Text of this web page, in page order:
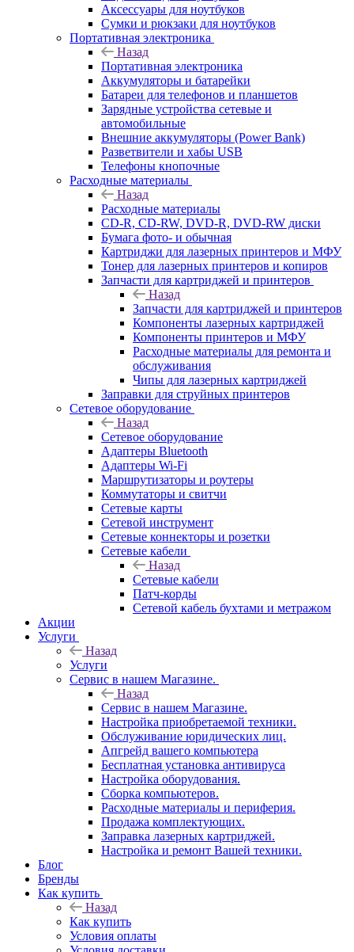
Аксессуары для ноутбуков
Сумки и рюкзаки для ноутбуков
Портативная электроника
Назад
Портативная электроника
Аккумуляторы и батарейки
Батареи для телефонов и планшетов
Зарядные устройства сетевые и
автомобильные
Внешние аккумуляторы (Power Bank)
Разветвители и хабы USB
Телефоны кнопочные
Расходные материалы
Назад
Расходные материалы
CD-R, CD-RW, DVD-R, DVD-RW диски
Бумага фото- и обычная
Картриджи для лазерных принтеров и МФУ
Тонер для лазерных принтеров и копиров
Запчасти для картриджей и принтеров
Назад
Запчасти для картриджей и принтеров
Компоненты лазерных картриджей
Компоненты принтеров и МФУ
Расходные материалы для ремонта и
обслуживания
Чипы для лазерных картриджей
Заправки для струйных принтеров
Сетевое оборудование
Назад
Сетевое оборудование
Адаптеры Bluetooth
Адаптеры Wi-Fi
Маршрутизаторы и роутеры
Коммутаторы и свитчи
Сетевые карты
Сетевой инструмент
Сетевые коннекторы и розетки
Сетевые кабели
Назад
Сетевые кабели
Патч-корды
Сетевой кабель бухтами и метражом
Акции
Услуги
Назад
Услуги
Сервис в нашем Магазине.
Назад
Сервис в нашем Магазине.
Настройка приобретаемой техники.
Обслуживание юридических лиц.
Апгрейд вашего компьютера
Бесплатная установка антивируса
Настройка оборудования.
Сборка компьютеров.
Расходные материалы и периферия.
Продажа комплектующих.
Заправка лазерных картриджей.
Настройка и ремонт Вашей техники.
Блог
Бренды
Как купить
Назад
Как купить
Условия оплаты